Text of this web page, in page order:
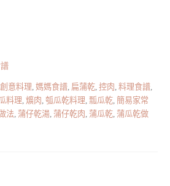
創意料理 媽媽食譜 扁蒲乾 控肉 料理食譜
料理 爌肉 瓠瓜乾料理 瓢瓜乾 簡易家常
法 蒲仔乾湯 蒲仔乾肉 蒲瓜乾 蒲瓜乾做